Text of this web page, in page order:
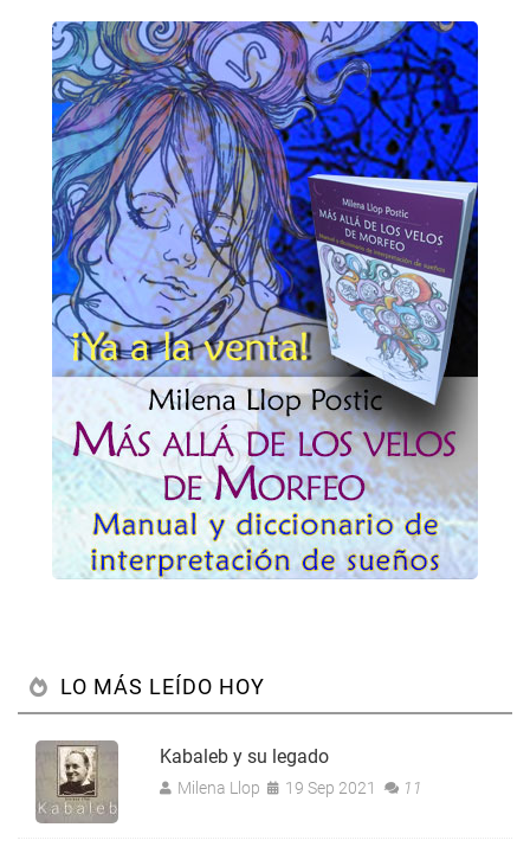
LO MÁS LEÍDO HOY
Kabaleb y su legado
Milena Llop 19 Sep 2021 11